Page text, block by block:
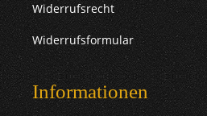
Widerrufsrecht
Widerrufsformular
Informationen